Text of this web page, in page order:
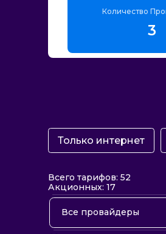
Количество
3
Только интернет
Всего тарифов: 52
Акционных: 17
Все провайдеры